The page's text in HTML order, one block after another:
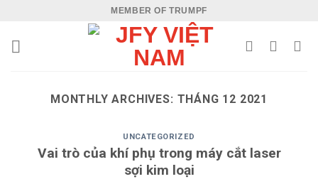
content
MEMBER OF TRUMPF
MONTHLY ARCHIVES: THÁNG 12 2021
UNCATEGORIZED
Vai trò của khí phụ trong máy cắt laser
sợi kim loại